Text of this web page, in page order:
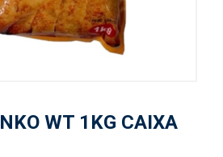
WT 1KG CAIXA